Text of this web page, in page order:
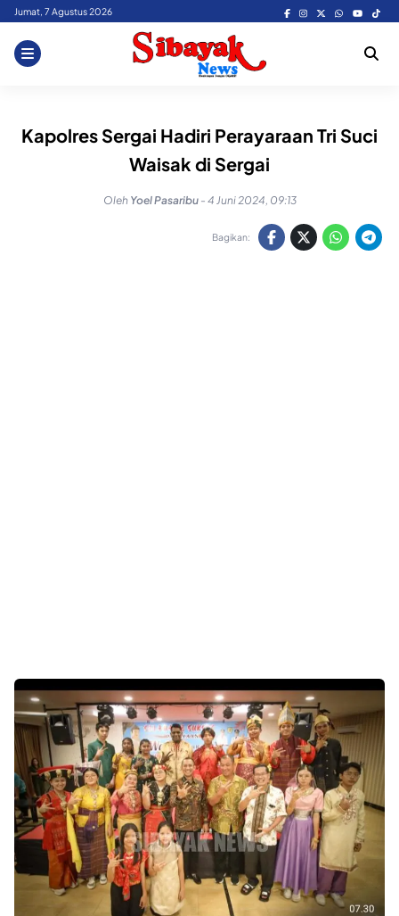
Skip
content
Jumat, 7 Agustus 2026
Kapolres Sergai Hadiri Perayaraan Tri Suci
Waisak di Sergai
Oleh Yoel Pasaribu - 4 Juni 2024, 09:13
Bagikan: